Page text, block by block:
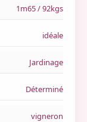
1m65 / 92kgs
idéale
Jardinage
Déterminé
vigneron